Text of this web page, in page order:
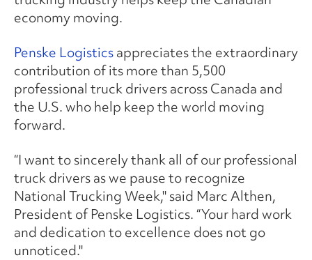
economy moving.
Penske Logisticsappreciates the extraordinary
contribution of its more than 5,500
professional truck drivers across Canada and
the U.S. who help keep the world moving
forward.
“I want to sincerely thank all of our professional
truck drivers as we pause to recognize
National Trucking Week," said Marc Althen,
President of Penske Logistics. “Your hard work
and dedication to excellence does not go
unnoticed."